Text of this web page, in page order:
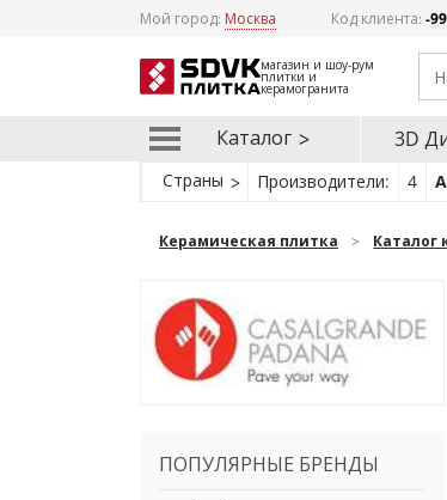
Мой город: Москва Код клиента:-
магазин и шоу-рум
плитки и
керамогранита
Каталог 3D
Страны Производители: 4 A
Керамическая плитка Каталог
ПОПУЛЯРНЫЕ БРЕНДЫ